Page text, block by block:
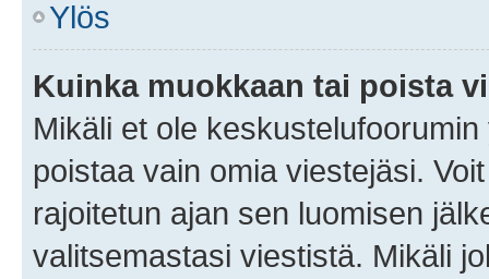
Ylös
Kuinka muokkaan tai poista
Mikäli et ole
poistaa vain omia viestejäsi.
rajoitetun ajan sen luomisen
valitsemastasi viestistä. Mikäli